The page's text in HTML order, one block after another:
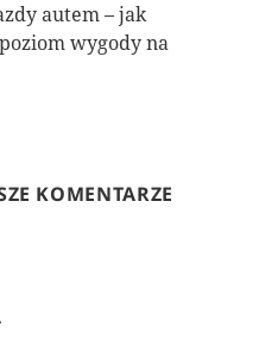
autem – jak
wygody na
KOMENTARZE